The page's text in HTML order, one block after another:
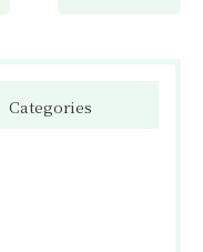
Categories